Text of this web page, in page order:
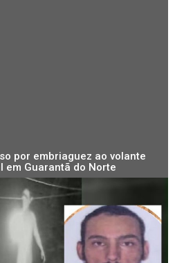
por embriaguez ao volante
Guarantã do Norte